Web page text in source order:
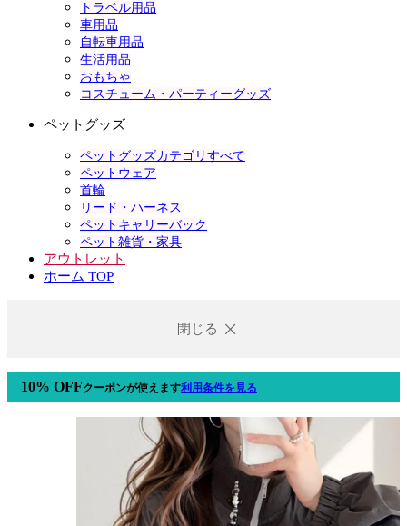
トラベル用品
車用品
自転車用品
生活用品
おもちゃ
コスチューム・パーティーグッズ
ペットグッズ
ペットグッズカテゴリすべて
ペットウェア
首輪
リード・ハーネス
ペットキャリーバック
ペット雑貨・家具
アウトレット
ホーム TOP
閉じる
10% OFFクーポンが使えます利用条件を見る